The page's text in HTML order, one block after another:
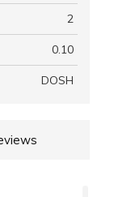
2
0.10
DOSH